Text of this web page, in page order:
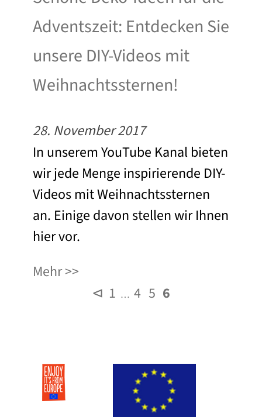
Adventszeit: Entdecken Sie
unsere DIY-Videos mit
Weihnachtssternen!
28. November 2017
In unserem YouTube Kanal bieten
wir jede Menge inspirierende DIY-
Videos mit Weihnachtssternen
an. Einige davon stellen wir Ihnen
hier vor.
Mehr
⊲ 1 … 4 5 6